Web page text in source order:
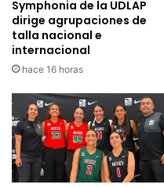
Symphonia de la UDLAP
dirige agrupaciones de
talla nacional e
internacional
hace 16 horas